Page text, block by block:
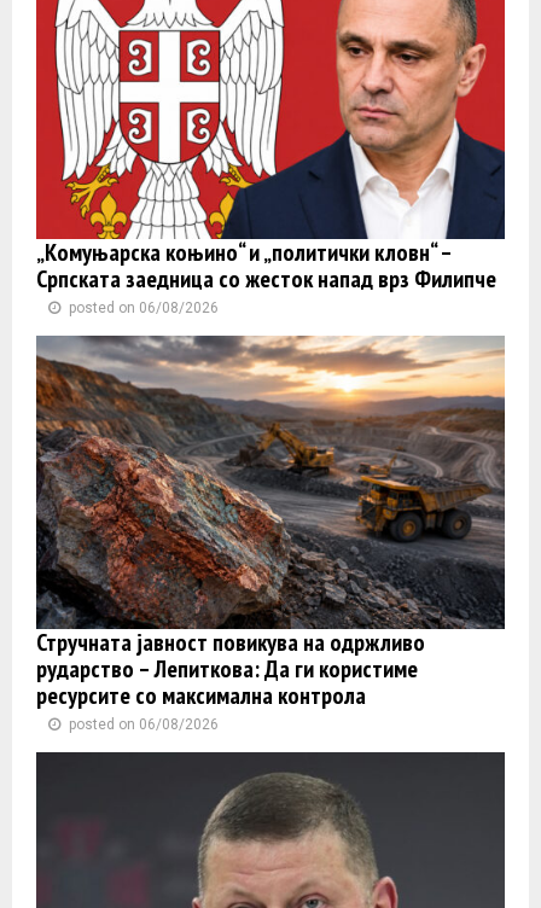
„Комуњарска коњино“ и „политички кловн“ –
Српската заедница со жесток напад врз Филипче
posted on 06/08/2026
Стручната јавност повикува на одржливо
рударство – Лепиткова: Да ги користиме
ресурсите со максимална контрола
posted on 06/08/2026